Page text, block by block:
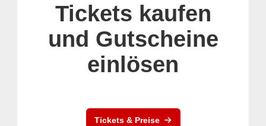
Tickets kaufen
und Gutscheine
einlösen
Tickets & Preise